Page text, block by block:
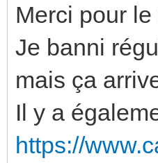
Merci pour le
Je banni
mais ça
Il y a
https://